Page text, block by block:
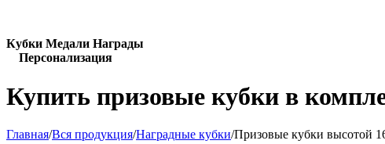
Кубки Медали Награды
Персонализация
Купить призовые кубки в
Главная/Вся продукция/Наградные кубки/Призовые кубки высотой